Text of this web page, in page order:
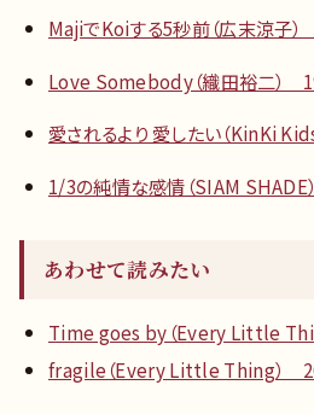
MajiでKoiする5秒前（広末涼子）
Love Somebody（織田裕二）
愛されるより 愛したい（KinKi
1/3の純情な感情（SIAM SHADE
あわせて読みたい
Time goes by（Every Little
fragile（Every Little Thing）